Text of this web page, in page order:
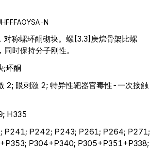
N
称螺环酮砌块。螺[3.3]庚烷骨架比螺
时保持分子刚性。
;环酮
2; 眼刺激 2; 特异性靶器官毒性-一次接触
H335
P241; P242; P243; P261; P264; P271;
P304+P340; P305+P351+P338;